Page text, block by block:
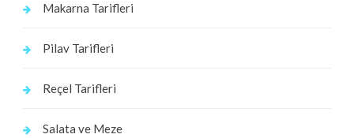
Makarna Tarifleri
Pilav Tarifleri
Reçel Tarifleri
Salata ve Meze